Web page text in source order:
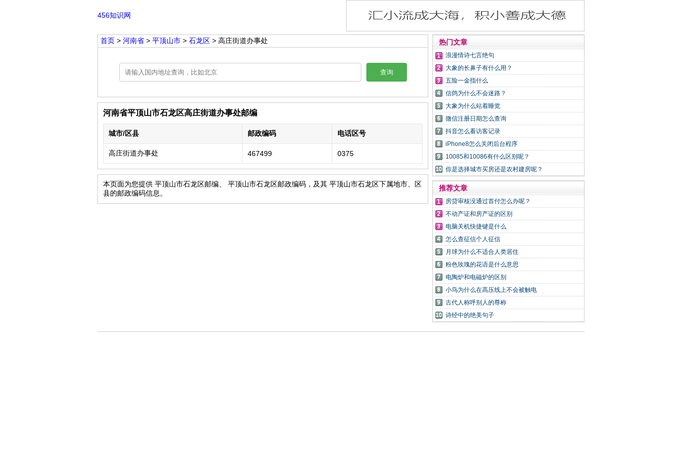
456知识网
首页 > 河南省 > 平顶山市 > 石龙区 > 高庄街道办事处
查询
河南省平顶山市石龙区高庄街道办事处邮编
城市/区县 邮政编码 电话区号
高庄街道办事处 467499 0375
本页面为您提供 平顶山市石龙区邮编、 平顶山市石龙区邮政编码，及其 平顶山市石龙区下属地市、区
县的邮政编码信息。
热门文章
浪漫情诗七言绝句
大象的长鼻子有什么用？
五险一金指什么
信鸽为什么不会迷路？
大象为什么站着睡觉
微信注册日期怎么查询
抖音怎么看访客记录
iPhone8怎么关闭后台程序
10085和10086有什么区别呢？
你是选择城市买房还是农村建房呢？
推荐文章
房贷审核没通过首付怎么办呢？
不动产证和房产证的区别
电脑关机快捷键是什么
怎么查征信个人征信
月球为什么不适合人类居住
粉色玫瑰的花语是什么意思
电陶炉和电磁炉的区别
小鸟为什么在高压线上不会被触电
古代人称呼别人的尊称
诗经中的绝美句子